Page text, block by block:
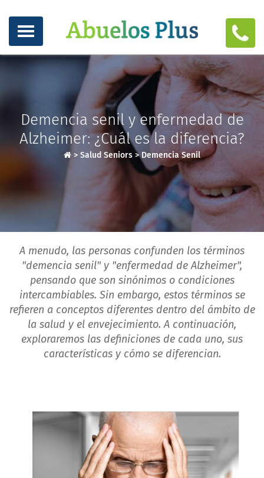
Demencia senil y enfermedad de
Alzheimer: ¿Cuál es la diferencia?
> Salud Seniors >Demencia Senil
A menudo, las personas confunden los términos
"demencia senil" y "enfermedad de Alzheimer",
pensando que son sinónimos o condiciones
intercambiables. Sin embargo, estos términos se
refieren a conceptos diferentes dentro del ámbito de
la salud y el envejecimiento. A continuación,
exploraremos las definiciones de cada uno, sus
características y cómo se diferencian.